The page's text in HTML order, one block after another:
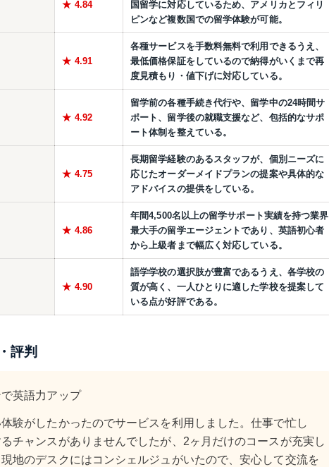
4.84
国留学に対応しているため、アメリカとフィリ
ピンなど複数国での留学体験が可能。
4.91
各種サービスを手数料無料で利用できるうえ、
最低価格保証をしているので納得がいくまで再
度見積もり・値下げに対応している。
4.92
留学前の各種手続き代行や、留学中の24時間サ
ポート、留学後の就職支援など、包括的なサポ
ート体制を整えている。
4.75
長期留学経験のあるスタッフが、個別ニーズに
応じたオーダーメイドプランの提案や具体的な
アドバイスの提供をしている。
4.86
年間4,500名以上の留学サポート実績を持つ業界
最大手の留学エージェントであり、英語初心者
から上級者まで幅広く対応している。
4.90
語学学校の選択肢が豊富であるうえ、各学校の
質が高く、一人ひとりに適した学校を提案して
いる点が好評である。
評判
英語力アップ
験がしたかったのでサービスを利用しました。仕事で忙し
チャンスがありませんでしたが、2ヶ月だけのコースが充実し
地のデスクにはコンシェルジュがいたので、安心して交流を